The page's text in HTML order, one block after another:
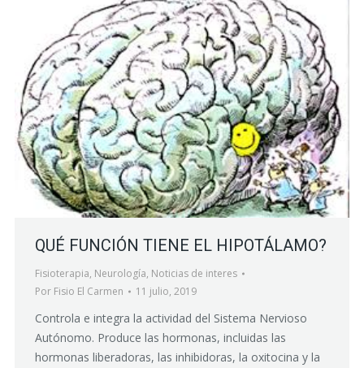
QUÉ FUNCIÓN TIENE EL HIPOTÁLAMO?
Fisioterapia, Neurología, Noticias de interes
Por Fisio El Carmen 11 julio, 2019
Controla e integra la actividad del Sistema Nervioso
Autónomo. Produce las hormonas, incluidas las
hormonas liberadoras, las inhibidoras, la oxitocina y la